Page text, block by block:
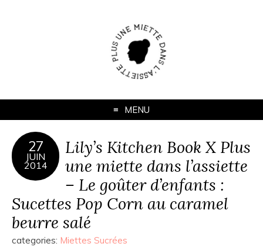
MENU
27
JUIN
2014
Lily’s Kitchen Book X Plus
une miette dans l’assiette
– Le goûter d’enfants :
Sucettes Pop Corn au caramel
beurre salé
categories: Miettes Sucrées